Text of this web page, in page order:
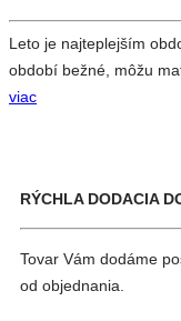
Leto je najteplejším
období bežné, môžu
viac
RÝCHLA DODACIA
Tovar Vám dodáme
od objednania.